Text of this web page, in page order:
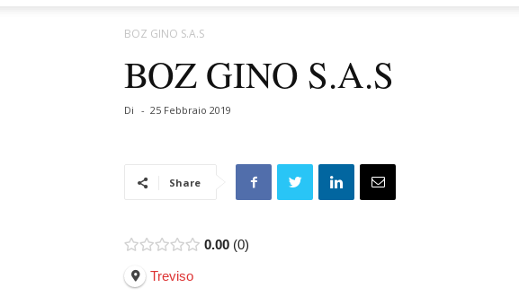
BOZ GINO S.A.S
BOZ GINO S.A.S
Di - 25 Febbraio 2019
Share
0.00 0
Treviso